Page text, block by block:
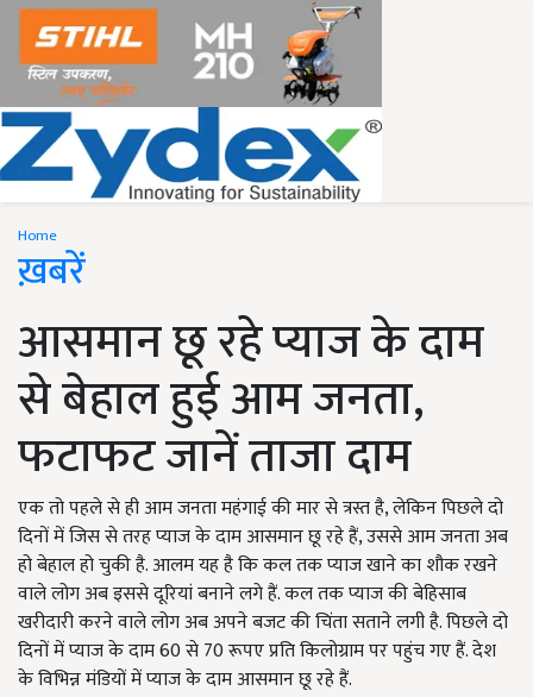
Home
ख़बरें
आसमान छू रहे प्याज के दाम
से बेहाल हुई आम जनता,
फटाफट जानें ताजा दाम
एक तो पहले से ही आम जनता महंगाई की मार से त्रस्त है, लेकिन पिछले दो
दिनों में जिस से तरह प्याज के दाम आसमान छू रहे हैं, उससे आम जनता अब
हो बेहाल हो चुकी है. आलम यह है कि कल तक प्याज खाने का शौक रखने
वाले लोग अब इससे दूरियां बनाने लगे हैं. कल तक प्याज की बेहिसाब
खरीदारी करने वाले लोग अब अपने बजट की चिंता सताने लगी है. पिछले दो
दिनों में प्याज के दाम 60 से 70 रूपए प्रति किलोग्राम पर पहुंच गए हैं. देश
के विभिन्न मंडियों में प्याज के दाम आसमान छू रहे हैं.